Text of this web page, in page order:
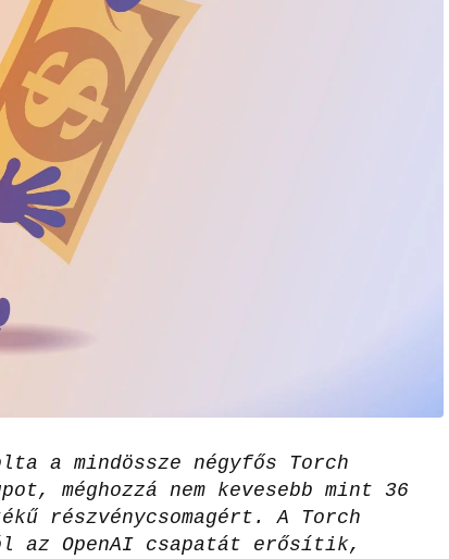
a mindössze négyfős Torch
méghozzá nem kevesebb mint 36
részvénycsomagért. A Torch
az OpenAI csapatát erősítik,